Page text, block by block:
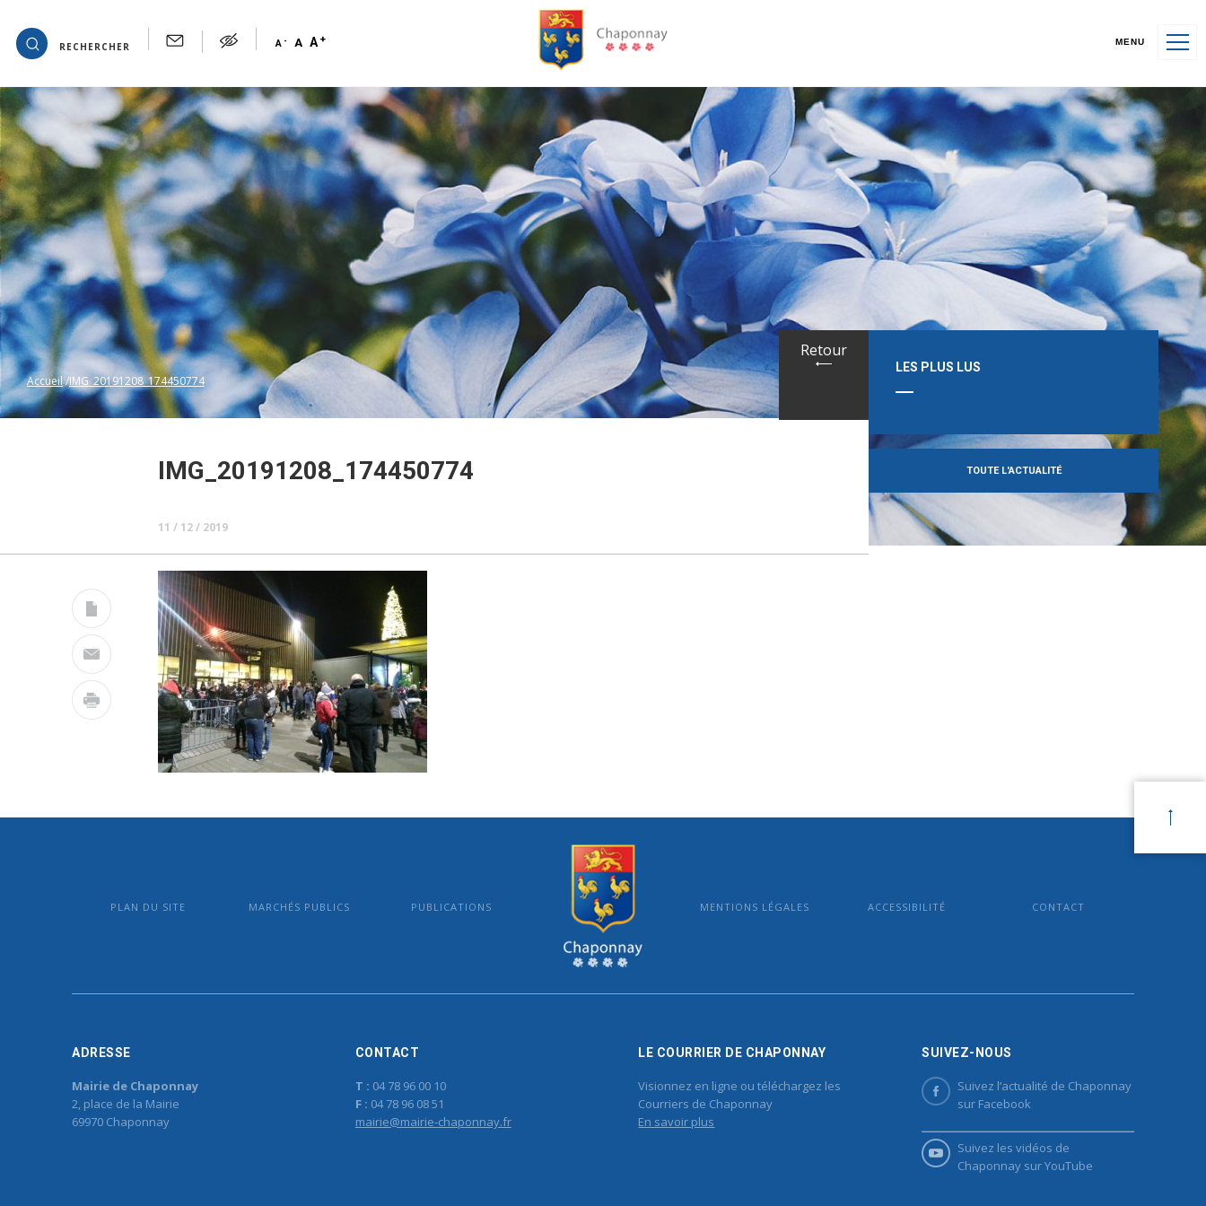
RECHERCHER A - A A+ MENU
Accueil IMG_20191208_174450774
IMG_20191208_174450774
11 / 12 / 2019
Retour
LES PLUS LUS
TOUTE L'ACTUALITÉ
PLAN DU SITE MARCHÉS PUBLICS PUBLICATIONS MENTIONS LÉGALES ACCESSIBILITÉ CONTACT
ADRESSE
Mairie de Chaponnay
2, place de la Mairie
69970 Chaponnay
CONTACT
T : 04 78 96 00 10
F : 04 78 96 08 51
mairie@mairie-chaponnay.fr
LE COURRIER DE CHAPONNAY
Visionnez en ligne ou téléchargez les
Courriers de Chaponnay
En savoir plus
SUIVEZ-NOUS
Suivez l’actualité de Chaponnay
sur Facebook
Suivez les vidéos de
Chaponnay sur YouTube